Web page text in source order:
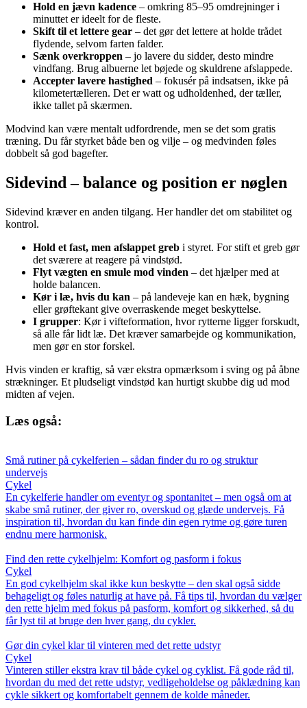
Hold en jævn kadence – omkring 85–95 omdrejninger i
minuttet er ideelt for de fleste.
Skift til et lettere gear – det gør det lettere at holde trådet
flydende, selvom farten falder.
Sænk overkroppen – jo lavere du sidder, desto mindre
vindfang. Brug albuerne let bøjede og skuldrene afslappede.
Accepter lavere hastighed – fokusér på indsatsen, ikke på
kilometertælleren. Det er watt og udholdenhed, der tæller,
ikke tallet på skærmen.
Modvind kan være mentalt udfordrende, men se det som gratis
træning. Du får styrket både ben og vilje – og medvinden føles
dobbelt så god bagefter.
Sidevind – balance og position er nøglen
Sidevind kræver en anden tilgang. Her handler det om stabilitet og
kontrol.
Hold et fast, men afslappet greb i styret. For stift et greb gør
det sværere at reagere på vindstød.
Flyt vægten en smule mod vinden – det hjælper med at
holde balancen.
Kør i læ, hvis du kan – på landeveje kan en hæk, bygning
eller grøftekant give overraskende meget beskyttelse.
I grupper: Kør i vifteformation, hvor rytterne ligger forskudt,
så alle får lidt læ. Det kræver samarbejde og kommunikation,
men gør en stor forskel.
Hvis vinden er kraftig, så vær ekstra opmærksom i sving og på åbne
strækninger. Et pludseligt vindstød kan hurtigt skubbe dig ud mod
midten af vejen.
Læs også:
Små rutiner på cykelferien – sådan finder du ro og struktur
undervejs
Cykel
En cykelferie handler om eventyr og spontanitet – men også om at
skabe små rutiner, der giver ro, overskud og glæde undervejs. Få
inspiration til, hvordan du kan finde din egen rytme og gøre turen
endnu mere harmonisk.
Find den rette cykelhjelm: Komfort og pasform i fokus
Cykel
En god cykelhjelm skal ikke kun beskytte – den skal også sidde
behageligt og føles naturlig at have på. Få tips til, hvordan du vælger
den rette hjelm med fokus på pasform, komfort og sikkerhed, så du
får lyst til at bruge den hver gang, du cykler.
Gør din cykel klar til vinteren med det rette udstyr
Cykel
Vinteren stiller ekstra krav til både cykel og cyklist. Få gode råd til,
hvordan du med det rette udstyr, vedligeholdelse og påklædning kan
cykle sikkert og komfortabelt gennem de kolde måneder.